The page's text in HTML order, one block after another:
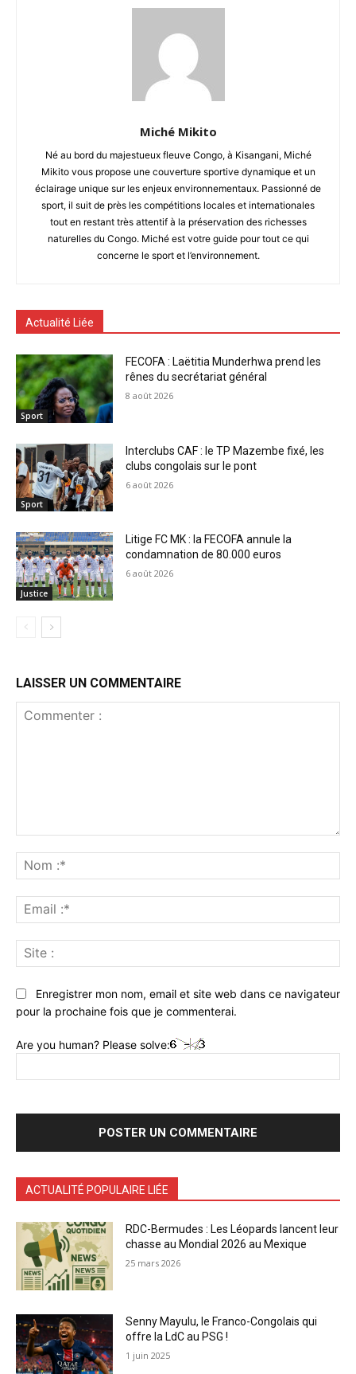
Miché Mikito
Né au bord du majestueux fleuve Congo, à Kisangani, Miché
Mikito vous propose une couverture sportive dynamique et un
éclairage unique sur les enjeux environnementaux. Passionné de
sport, il suit de près les compétitions locales et internationales
tout en restant très attentif à la préservation des richesses
naturelles du Congo. Miché est votre guide pour tout ce qui
concerne le sport et l’environnement.
Actualité Liée
Sport
FECOFA : Laëtitia Munderhwa prend les
rênes du secrétariat général
8 août 2026
Sport
Interclubs CAF : le TP Mazembe fixé, les
clubs congolais sur le pont
6 août 2026
Justice
Litige FC MK : la FECOFA annule la
condamnation de 80.000 euros
6 août 2026
LAISSER UN COMMENTAIRE
:*
:*
:
Enregistrer mon nom, email et site web dans ce navigateur
pour la prochaine fois que je commenterai.
Are you human? Please solve:
ACTUALITÉ POPULAIRE LIÉE
RDC-Bermudes : Les Léopards lancent leur
chasse au Mondial 2026 au Mexique
25 mars 2026
Senny Mayulu, le Franco-Congolais qui
offre la LdC au PSG !
1 juin 2025